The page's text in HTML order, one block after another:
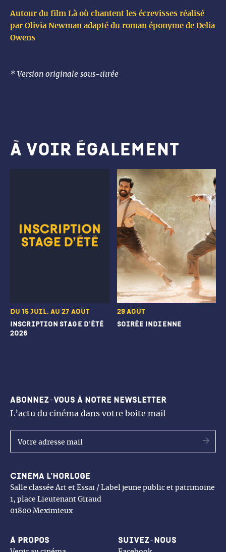
Autour du film Là où chantent les écrevisses réalisé
par Olivia Newman adapté du roman éponyme de Delia
Owens
* Version originale sous-titrée
À voir également
Du 15 juil. au 27 août
Inscription stage d’été
2026
29 août
soirée Indienne
Cinéma l’Horloge
Salle classée Art et Essai / Label jeune public et patrimoine
1, place Lieutenant Giraud
01800 Meximieux
Abonnez-vous à notre newsletter
L’actu du cinéma dans votre boite mail
À propos Suivez-nous